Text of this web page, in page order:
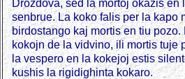
Drozdova, sed la mortoj okazis en
senbrue. La koko falis per la kapo
birdostango kaj mortis en tiu
kokojn de la vidvino, ili mortis tuje
la vespero en la kokejoj estis
kushis la rigidighinta kokaro.